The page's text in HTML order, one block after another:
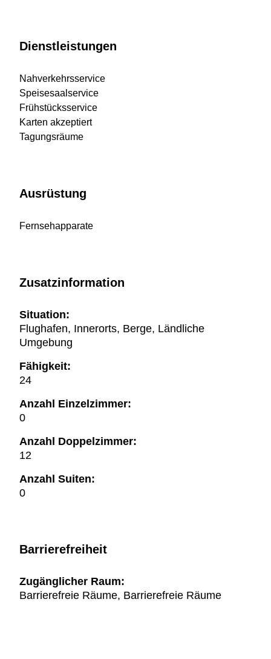
Dienstleistungen
Nahverkehrsservice
Speisesaalservice
Frühstücksservice
Karten akzeptiert
Tagungsräume
Ausrüstung
Fernsehapparate
Zusatzinformation
Situation:
Flughafen, Innerorts, Berge, Ländliche
Umgebung
Fähigkeit:
24
Anzahl Einzelzimmer:
0
Anzahl Doppelzimmer:
12
Anzahl Suiten:
0
Barrierefreiheit
Zugänglicher Raum:
Barrierefreie Räume, Barrierefreie Räume